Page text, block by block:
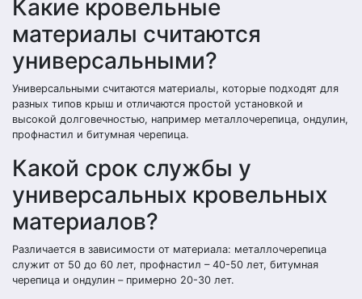
Какие кровельные
материалы считаются
универсальными?
Универсальными считаются материалы, которые подходят для
разных типов крыш и отличаются простой установкой и
высокой долговечностью, например металлочерепица, ондулин,
профнастил и битумная черепица.
Какой срок службы у
универсальных кровельных
материалов?
Различается в зависимости от материала: металлочерепица
служит от 50 до 60 лет, профнастил – 40-50 лет, битумная
черепица и ондулин – примерно 20-30 лет.